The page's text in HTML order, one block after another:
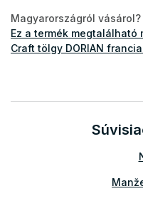
Magyarországról vásárol?
Ez a termék
Craft tölgy DORIAN